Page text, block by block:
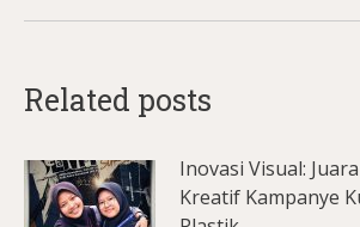
Related posts
Inovasi Visual:
Kreatif Kampanye